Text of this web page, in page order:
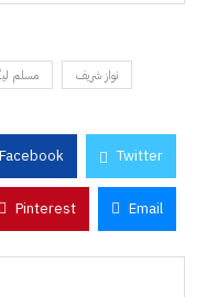
مسلم نواز شریف
Facebook Twitter
Pinterest Email